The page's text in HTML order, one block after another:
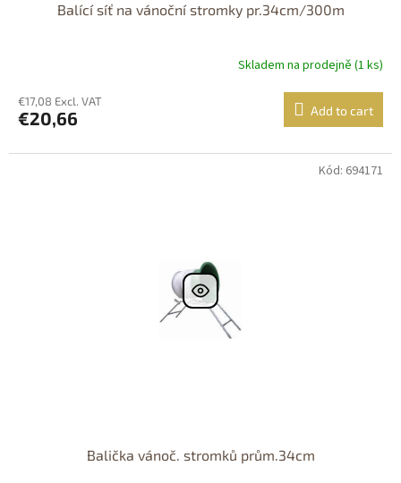
Balící síť na vánoční stromky pr.34cm/300m
Skladem na prodejně (1 ks)
€17,08 Excl. VAT
€20,66 Add to cart
Balička vánoč. stromků prům.34cm
Kód: 694171